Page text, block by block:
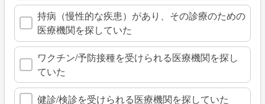
持病（慢性的な疾患）があり、その診療のための
医療機関を探していた
ワクチン/予防接種を受けられる医療機関を探し
ていた
健診/検診を受けられる医療機関を探していた